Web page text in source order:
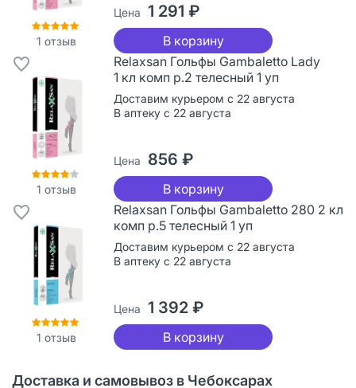
1 отзыв
Цена 1 291 ₽
В корзину
1 отзыв
Relaxsan Гольфы Gambaletto Lady
1 кл комп р.2 телесный 1 уп
Доставим курьером с 22 августа
В аптеку с 22 августа
Цена 856 ₽
В корзину
1 отзыв
Relaxsan Гольфы Gambaletto 280 2 кл
комп р.5 телесный 1 уп
Доставим курьером с 22 августа
В аптеку с 22 августа
Цена 1 392 ₽
В корзину
Доставка и самовывоз в Чебоксарах